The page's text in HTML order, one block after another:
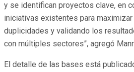
y se identifican proyectos clave, en
iniciativas existentes para
duplicidades y validando los
con múltiples sectores”, agregó
El detalle de las bases está